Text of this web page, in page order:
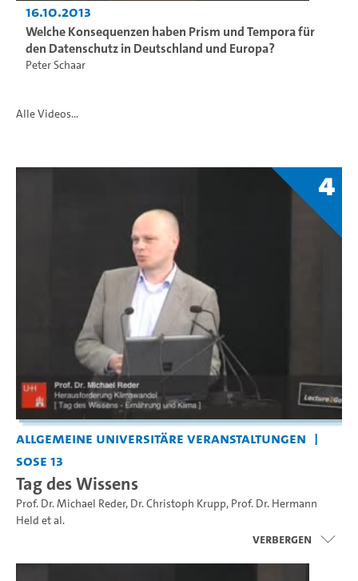
16.10.2013
Welche Konsequenzen haben Prism und Tempora für
den Datenschutz in Deutschland und Europa?
Peter Schaar
Alle Videos...
4
Allgemeine universitäre Veranstaltungen
SoSe 13
Tag des Wissens
Prof. Dr. Michael Reder, Dr. Christoph Krupp, Prof. Dr. Hermann
Held et al.
Verbergen